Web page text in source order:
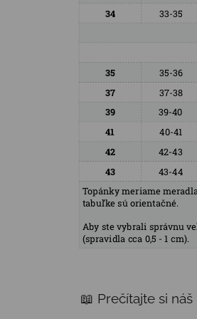
📖 Prečítajte si